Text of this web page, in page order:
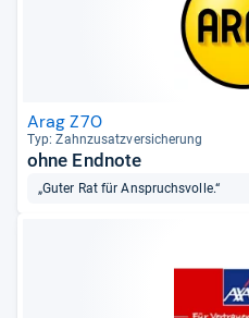
Arag Z70
Typ: Zahn­zu­satz­ver­si­che­rung
ohne Endnote
„Guter Rat für Anspruchsvolle.“